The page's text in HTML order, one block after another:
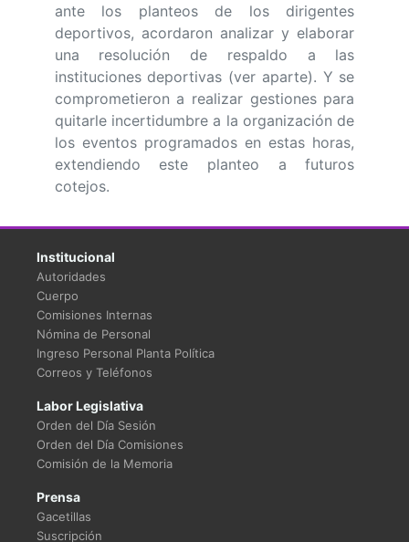
ante los planteos de los dirigentes
deportivos, acordaron analizar y elaborar
una resolución de respaldo a las
instituciones deportivas (ver aparte). Y se
comprometieron a realizar gestiones para
quitarle incertidumbre a la organización de
los eventos programados en estas horas,
extendiendo este planteo a futuros
cotejos.
Institucional
Autoridades
Cuerpo
Comisiones Internas
Nómina de Personal
Ingreso Personal Planta Política
Correos y Teléfonos
Labor Legislativa
Orden del Día Sesión
Orden del Día Comisiones
Comisión de la Memoria
Prensa
Gacetillas
Suscripción